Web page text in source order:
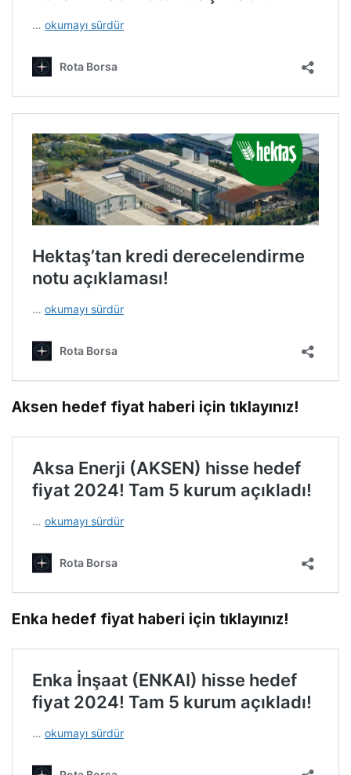
Aksen hedef fiyat haberi için tıklayınız!
Enka hedef fiyat haberi için tıklayınız!